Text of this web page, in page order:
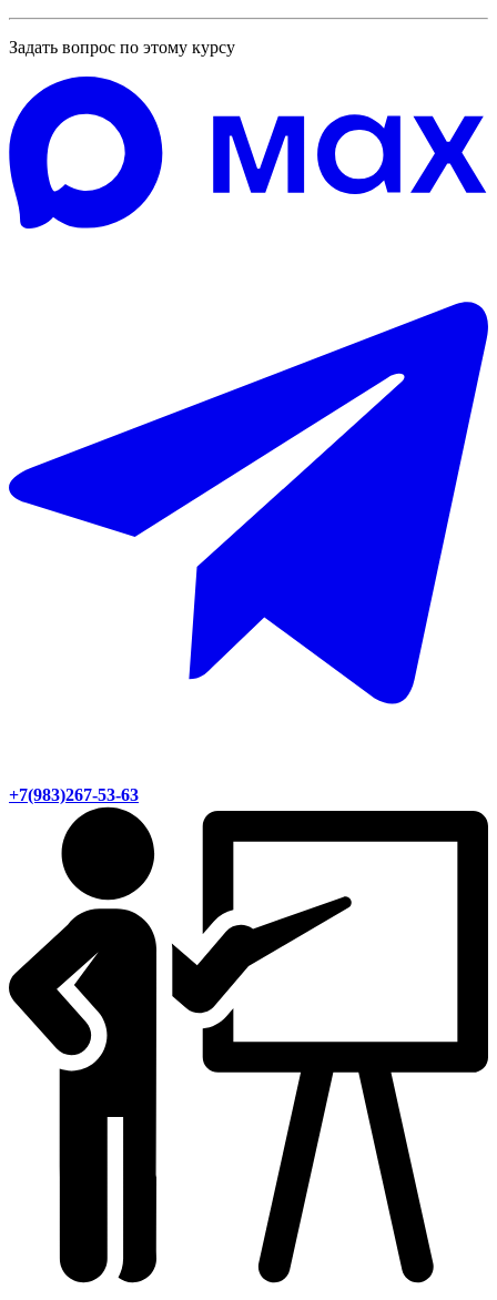
Задать вопрос по этому курсу
+7(983)267-53-63